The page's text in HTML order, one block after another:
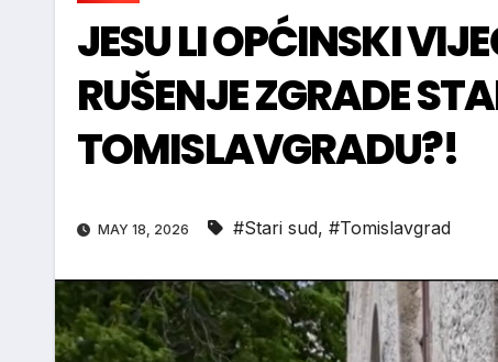
JESU LI OPĆINSKI
RUŠENJE ZGRADE
TOMISLAVGRADU?!
MAY 18, 2026 #Stari sud, #Tomislavgrad